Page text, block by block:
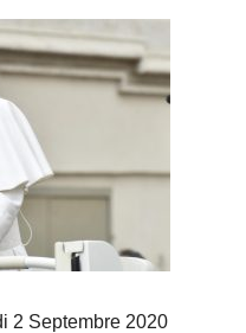
2 Septembre 2020